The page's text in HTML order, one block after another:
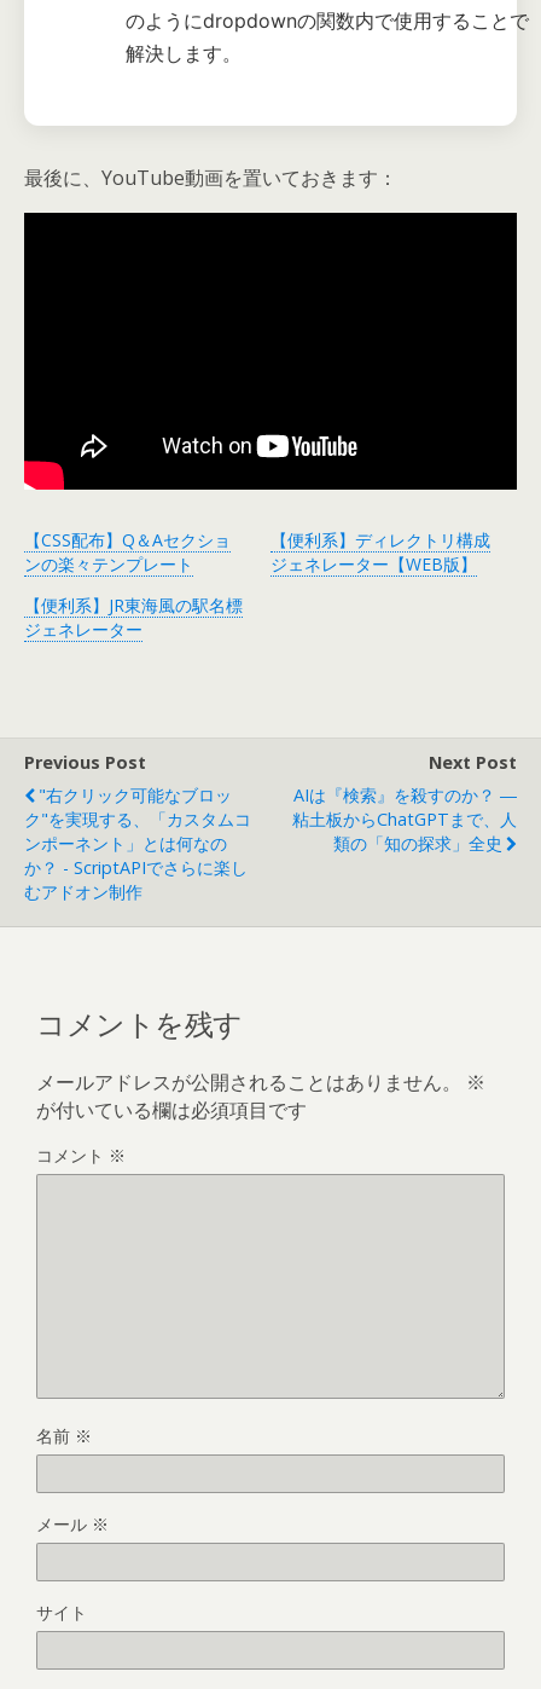
のようにdropdownの関数内で使用することで
解決します。
最後に、YouTube動画を置いておきます：
【CSS配布】Q＆Aセクショ
ンの楽々テンプレート
【便利系】ディレクトリ構成
ジェネレーター【WEB版】
【便利系】JR東海風の駅名標
ジェネレーター
Previous Post
"右クリック可能なブロッ
ク"を実現する、「カスタムコ
ンポーネント」とは何なの
か？ - ScriptAPIでさらに楽し
むアドオン制作
Next Post
AIは『検索』を殺すのか？ ―
粘土板からChatGPTまで、人
類の「知の探求」全史
コメントを残す
メールアドレスが公開されることはありません。
※
が付いている欄は必須項目です
コメント ※
名前 ※
メール ※
サイト